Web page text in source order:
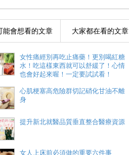
能會想看的文章 大家都在看的文章
女性痛經別再吃止痛藥！更別喝紅糖
水！吃這樣東西就可以舒緩了！心情
也會好起來喔！一定要試試看！
心肌梗塞高危險群切記硝化甘油不離
身
提升新北就醫品質垂直整合醫療資源
女人上床前必須做的重要六件事